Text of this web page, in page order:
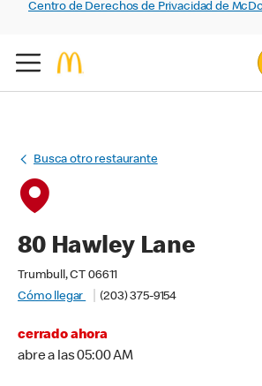
Centro de Derechos de Privacidad de
Busca otro restaurante
80 Hawley Lane
Trumbull, CT 06611
Cómo llegar
(203) 375-9154
cerrado ahora
abre a las 05:00 AM